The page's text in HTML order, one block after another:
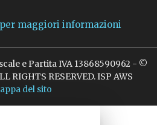
maggiori informazioni
e Partita IVA 13868590962 - ©
RIGHTS RESERVED. ISP AWS
del sito